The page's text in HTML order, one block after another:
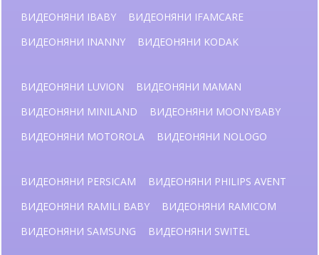
ВИДЕОНЯНИ IBABY
ВИДЕОНЯНИ IFAMCARE
ВИДЕОНЯНИ INANNY
ВИДЕОНЯНИ KODAK
ВИДЕОНЯНИ LUVION
ВИДЕОНЯНИ MAMAN
ВИДЕОНЯНИ MINILAND
ВИДЕОНЯНИ MOONYBABY
ВИДЕОНЯНИ MOTOROLA
ВИДЕОНЯНИ NOLOGO
ВИДЕОНЯНИ PERSICAM
ВИДЕОНЯНИ PHILIPS AVENT
ВИДЕОНЯНИ RAMILI BABY
ВИДЕОНЯНИ RAMICOM
ВИДЕОНЯНИ SAMSUNG
ВИДЕОНЯНИ SWITEL